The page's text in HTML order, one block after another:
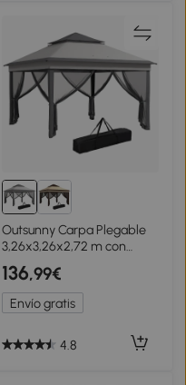
Outsunny Carpa Plegable
3,26x3,26x2,72 m con
Doble Techo Altura
Ajustable Mosquiteras
Protección UV30+ y Bolsa
de Transporte Gris
136,99€
Envío gratis
4.8